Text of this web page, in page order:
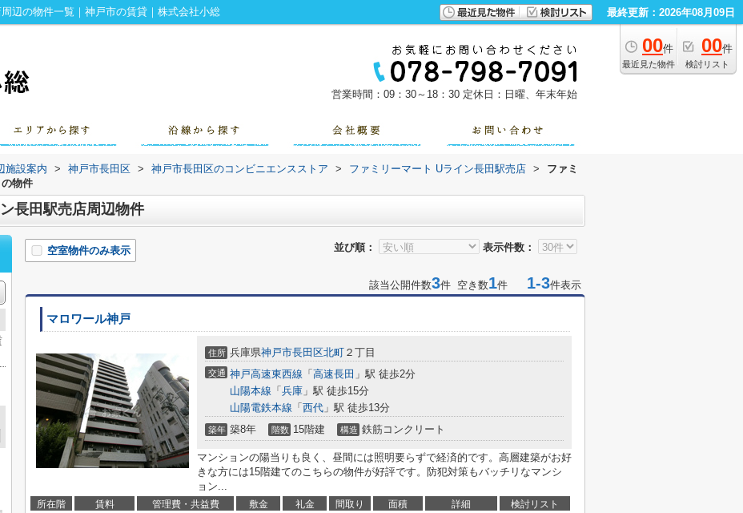
辺の物件一覧｜神戸市の賃貸｜株式会社小総 最終更新：2026年08月09日
00件
最近見た物件
00件
検討リスト
営業時間：09：30～18：30 定休日：日曜、年末年始
施設案内 > 神戸市長田区 > 神戸市長田区のコンビニエンスストア > ファミリーマート Uライン長田駅売店 >
ファミ
物件
長田駅売店周辺物件
並び順： 表示件数：
空室物件のみ表示
該当公開件数3件 空き数1件 1-3件表示
マロワール神戸
住所 兵庫県神戸市長田区北町 ２丁目
交通 神戸高速東西線 「 高速長田 」駅 徒歩2分
山陽本線 「 兵庫 」駅 徒歩15分
山陽電鉄本線 「 西代 」駅 徒歩13分
築年 築8年 階数 15階建 構造 鉄筋コンクリート
マンションの陽当りも良く、昼間には照明要らずで経済的です。高層建築がお好
きな方には15階建てのこちらの物件が好評です。防犯対策もバッチリなマンシ
ョン...
所在階 賃料 管理費・共益費 敷金 礼金 間取り 面積 詳細
検討リスト